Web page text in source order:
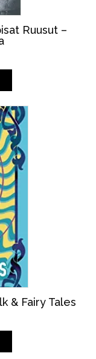
Ruusut –
& Fairy Tales